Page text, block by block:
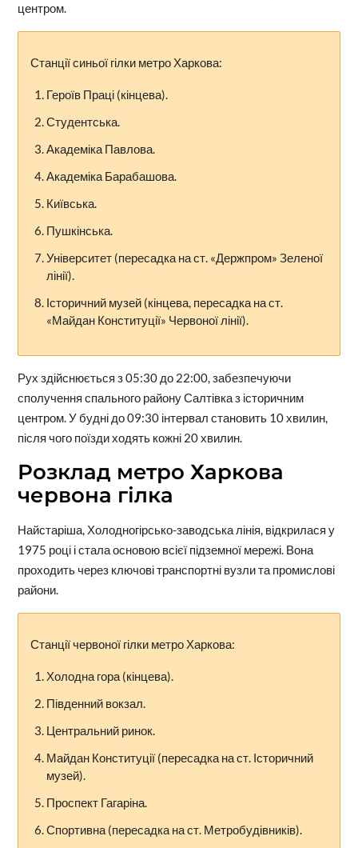
центром.
Станції синьої гілки метро Харкова:
Героїв Праці (кінцева).
Студентська.
Академіка Павлова.
Академіка Барабашова.
Київська.
Пушкінська.
Університет (пересадка на ст. «Держпром» Зеленої
лінії).
Історичний музей (кінцева, пересадка на ст.
«Майдан Конституції» Червоної лінії).
Рух здійснюється з 05:30 до 22:00, забезпечуючи
сполучення спального району Салтівка з історичним
центром. У будні до 09:30 інтервал становить 10 хвилин,
після чого поїзди ходять кожні 20 хвилин.
Розклад метро Харкова
червона гілка
Найстаріша, Холодногірсько-заводська лінія, відкрилася у
1975 році і стала основою всієї підземної мережі. Вона
проходить через ключові транспортні вузли та промислові
райони.
Станції червоної гілки метро Харкова:
Холодна гора (кінцева).
Південний вокзал.
Центральний ринок.
Майдан Конституції (пересадка на ст. Історичний
музей).
Проспект Гагаріна.
Спортивна (пересадка на ст. Метробудівників).